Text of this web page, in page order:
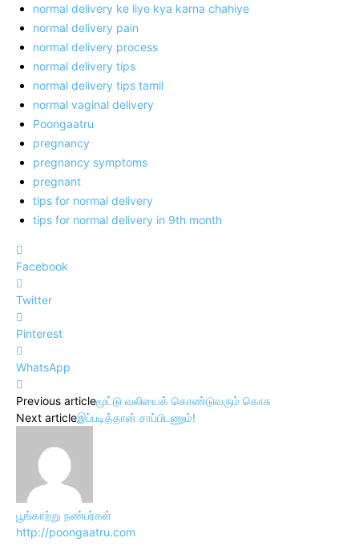
normal delivery ke liye kya karna chahiye
normal delivery pain
normal delivery process
normal delivery tips
normal delivery tips tamil
normal vaginal delivery
Poongaatru
pregnancy
pregnancy symptoms
pregnant
tips for normal delivery
tips for normal delivery in 9th month
Facebook
Twitter
Pinterest
WhatsApp
Previous articleமூட்டு வலியைக் கொண்டுவரும் கொசு
Next articleஇப்படித்தான் சாப்பிடணும்!
பூங்காற்று நண்பர்கள்
http://poongaatru.com